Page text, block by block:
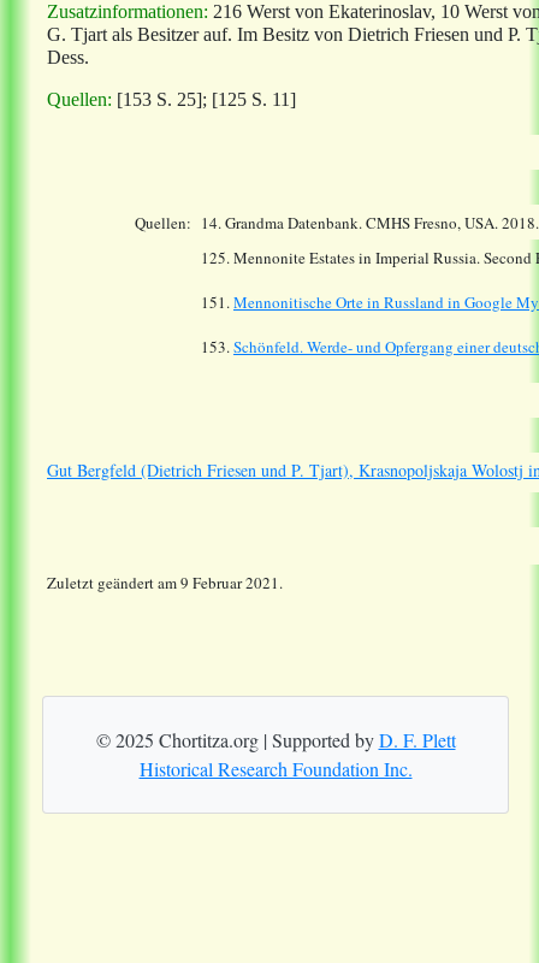
Zusatzinformationen: 216 Werst von Ekaterinoslav, 10 Werst
G. Tjart als Besitzer auf. Im Besitz von Dietrich Friesen und P.
Dess.
Quellen: [153 S. 25]; [125 S. 11]
Quellen: 14.Grandma Datenbank. CMHS Fresno, USA.
125. Mennonite Estates in Imperial Russia.
151.Mennonitische Orte in Russland in Google
153.Schönfeld. Werde- und Opfergang einer
Gut Bergfeld (Dietrich Friesen und P. Tjart), Krasnopoljskaja Wolostj
Zuletzt geändert am 9 Februar 2021.
© 2025 Chortitza.org | Supported byD. F. Plett
Historical Research Foundation Inc.